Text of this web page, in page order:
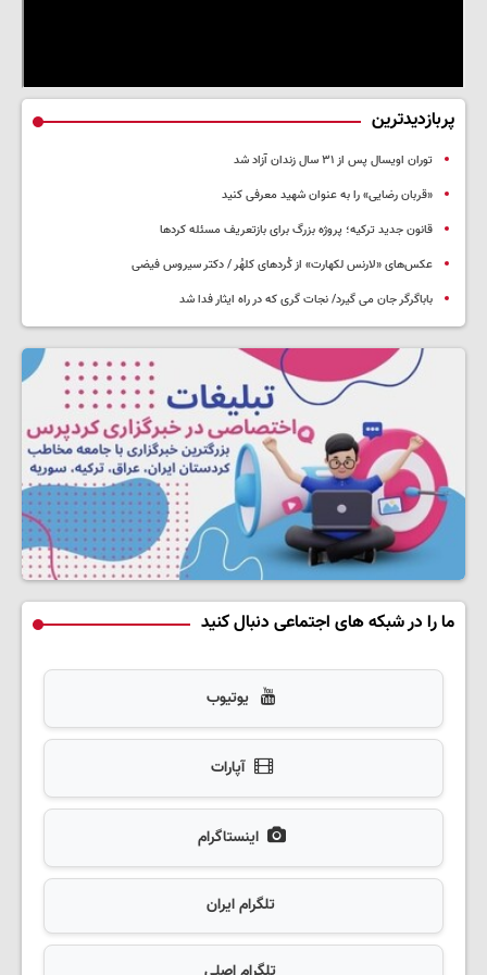
پربازدیدترین
توران اویسال پس از ۳۱ سال زندان آزاد شد
«قربان رضایی» را به عنوان شهید معرفی کنید
قانون جدید ترکیه؛ پروژه بزرگ‌ برای بازتعریف مسئله کردها
عکس‌های «لارنس لکهارت» از کُردهای کلهُر / دکتر سیروس فیضی
باباگرگر جان می گیرد/ نجات گری که در راه ایثار فدا شد
ما را در شبکه های اجتماعی دنبال کنید
یوتیوب
آپارات
اینستاگرام
تلگرام ایران